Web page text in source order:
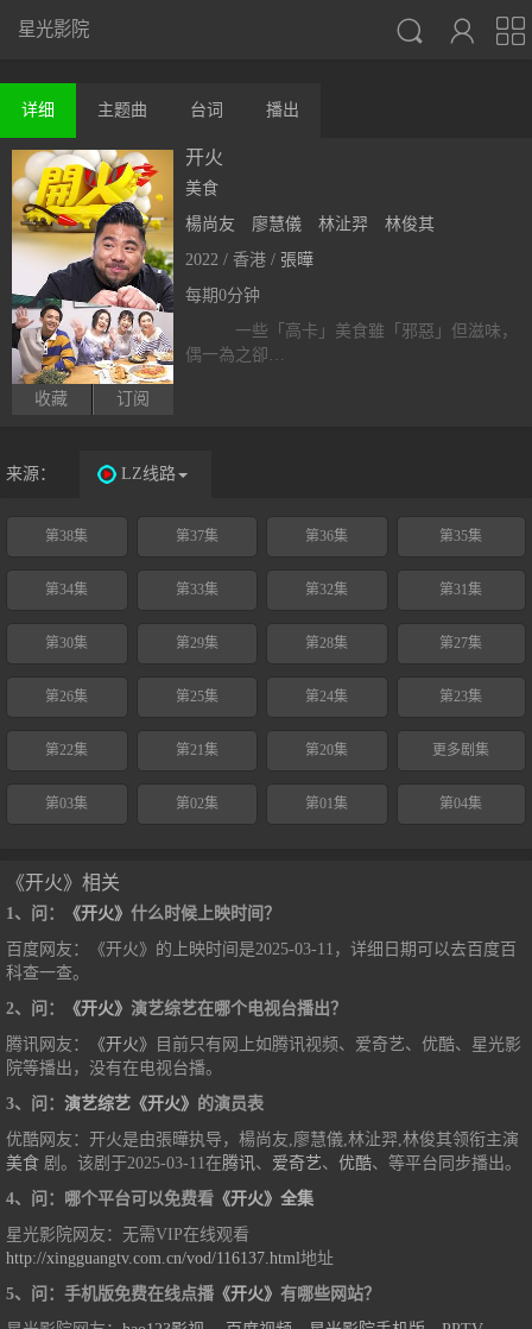



星光影院
详细 主题曲 台词 播出
收藏 订阅
开火
美食
楊尚友
廖慧儀 林沚羿
林俊其
2022 / 香港 / 張曄
每期0分钟
一些「高卡」美食雖「邪惡」但滋味，
偶一為之卻…
来源： LZ线路
第38集 第37集 第36集 第35集
第34集 第33集 第32集 第31集
第30集 第29集 第28集 第27集
第26集 第25集 第24集 第23集
第22集 第21集 第20集 更多剧集
第04集
第03集 第02集 第01集
《开火》相关
1、问： 《开火》 什么时候上映时间？
百度网友：《开火》的上映时间是2025-03-11，详细日期可以去百度百
科查一查。
2、问：
《开火》 演艺综艺在哪个电视台播出？
腾讯网友：
《开火》
目前只有网上如腾讯视频、爱奇艺、优酷、星光影
院等播出，没有在电视台播。
3、问： 演艺综艺《开火》 的演员表
优酷网友：开火是由張曄执导，楊尚友,廖慧儀,林沚羿,林俊其领衔主演
美食 剧。该剧于2025-03-11在腾讯、 爱奇艺、 优酷、等平台同步播出。
4、问：哪个平台可以免费看 《开火》全集
星光影院网友：无需VIP在线观看
http://xingguangtv.com.cn/vod/116137.html地址
5、问：手机版免费在线点播 《开火》 有哪些网站？